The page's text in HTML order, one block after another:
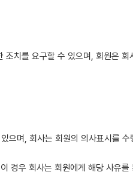
치를 요구할 수 있으며, 회원은 회
으며, 회사는 회원의 의사표시를 수
경우 회사는 회원에게 해당 사유를